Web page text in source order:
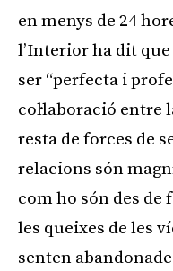
en menys de 24
l’Interior ha dit que
ser “perfecta i
col·laboració entre
resta de forces de
relacions són
com ho són des de
les queixes de les
senten